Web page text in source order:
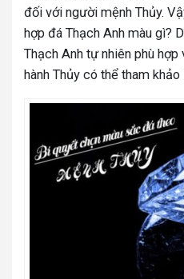
đối với người mệnh Thủy.
hợp đá Thạch Anh màu gì?
Thạch Anh tự nhiên phù
hành Thủy có thể tham khảo